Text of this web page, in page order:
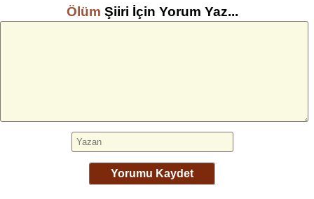
Ölüm Şiiri İçin Yorum Yaz...
Yorumu Kaydet